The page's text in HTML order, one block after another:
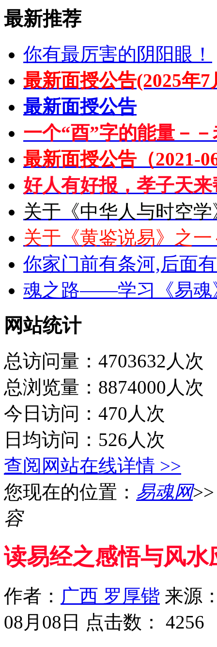
最新推荐
你有最厉害的阴阳眼！
最新面授公告(2025年
最新面授公告
一个“酉”字的能量－
最新面授公告（2021-
好人有好报，孝子天来
关于《中华人与时空
关于《黄鉴说易》之
你家门前有条河,后面
魂之路——学习《易
网站统计
总访问量：4703632人次
总浏览量：8874000人次
今日访问：470人次
日均访问：526人次
查阅网站在线详情 >>
您现在的位置： 易魂网
容
读易经之感悟与风水
作者： 广西 罗厚锴 来源
08月08日 点击数： 4256